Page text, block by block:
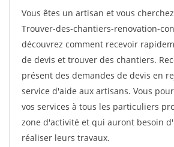
Vous êtes un artisan et vous
Trouver-des-chantiers-renovation-
découvrez comment recevoir
de devis et trouver des chantiers.
présent des demandes de devis en
service d'aide aux artisans. Vous
vos services à tous les particuliers
zone d'activité et qui auront besoin
réaliser leurs travaux.